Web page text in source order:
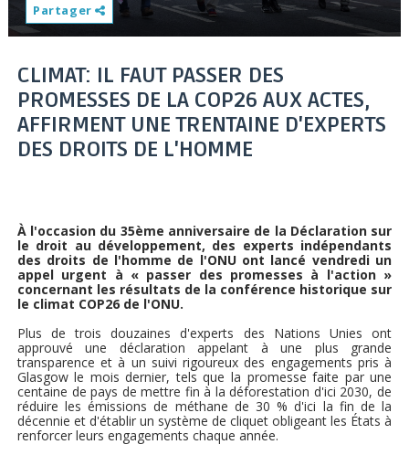
Partager
CLIMAT: IL FAUT PASSER DES
PROMESSES DE LA COP26 AUX ACTES,
AFFIRMENT UNE TRENTAINE D'EXPERTS
DES DROITS DE L'HOMME
À l'occasion du 35ème anniversaire de la Déclaration sur
le droit au développement, des experts indépendants
des droits de l'homme de l'ONU ont lancé vendredi un
appel urgent à « passer des promesses à l'action »
concernant les résultats de la conférence historique sur
le climat COP26 de l'ONU.
Plus de trois douzaines d'experts des Nations Unies ont
approuvé une déclaration appelant à une plus grande
transparence et à un suivi rigoureux des engagements pris à
Glasgow le mois dernier, tels que la promesse faite par une
centaine de pays de mettre fin à la déforestation d'ici 2030, de
réduire les émissions de méthane de 30 % d'ici la fin de la
décennie et d'établir un système de cliquet obligeant les États à
renforcer leurs engagements chaque année.